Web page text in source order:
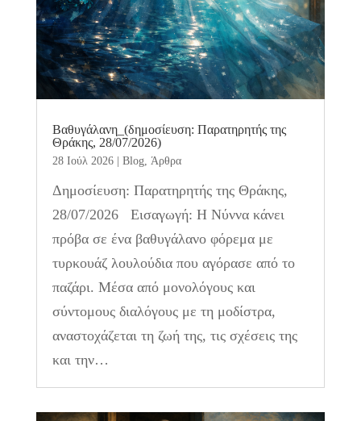
Βαθυγάλανη_(δημοσίευση: Παρατηρητής της
Θράκης, 28/07/2026)
28 Ιούλ 2026| Blog, Άρθρα
Δημοσίευση: Παρατηρητής της Θράκης,
28/07/2026 Εισαγωγή: Η Νύννα κάνει
πρόβα σε ένα βαθυγάλανο φόρεμα με
τυρκουάζ λουλούδια που αγόρασε από το
παζάρι. Μέσα από μονολόγους και
σύντομους διαλόγους με τη μοδίστρα,
αναστοχάζεται τη ζωή της, τις σχέσεις της
και την…